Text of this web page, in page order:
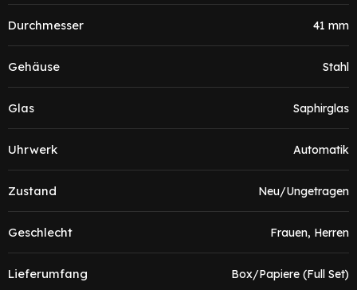
Durchmesser 41 mm
Gehäuse Stahl
Glas Saphirglas
Uhrwerk Automatik
Zustand Neu/Ungetragen
Geschlecht Frauen, Herren
Lieferumfang Box/Papiere (Full Set)